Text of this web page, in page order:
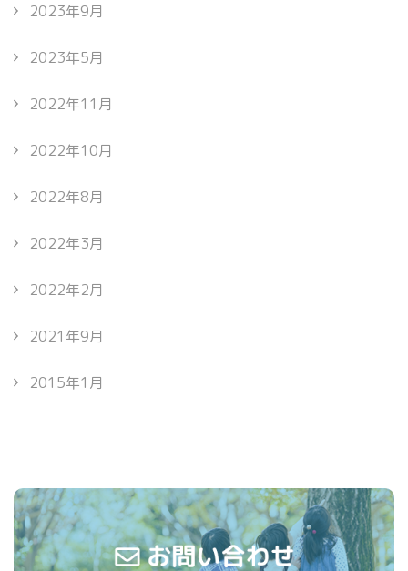
2023年9月
2023年5月
2022年11月
2022年10月
2022年8月
2022年3月
2022年2月
2021年9月
2015年1月